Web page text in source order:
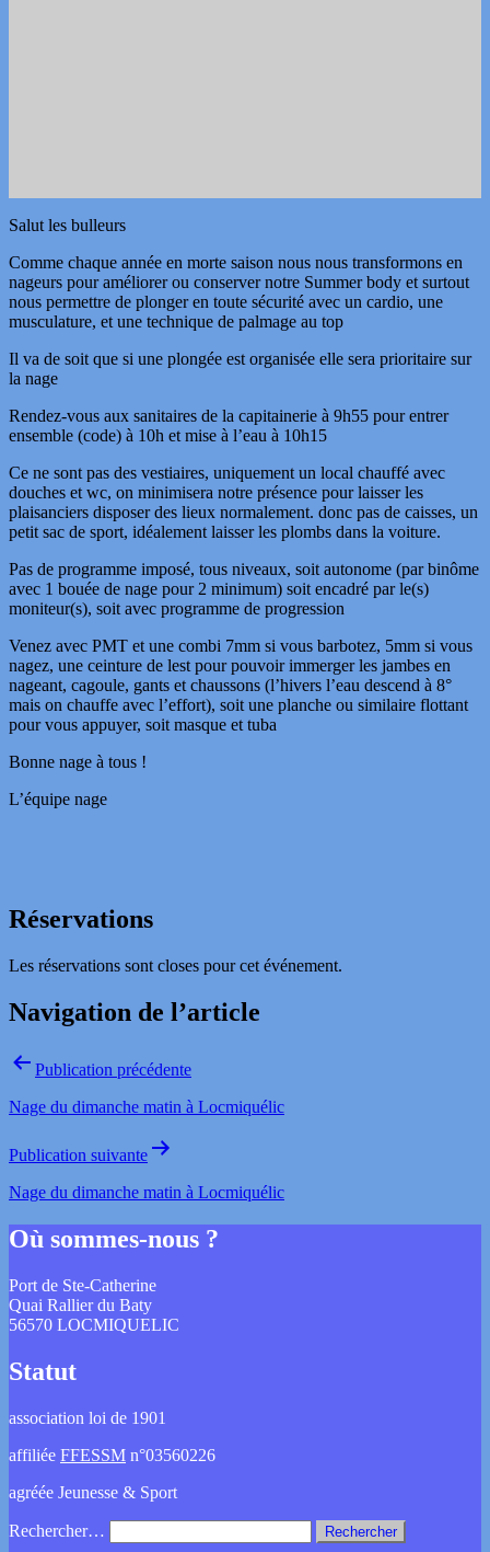
Salut les bulleurs
Comme chaque année en morte saison nous nous transformons en
nageurs pour améliorer ou conserver notre Summer body et surtout
nous permettre de plonger en toute sécurité avec un cardio, une
musculature, et une technique de palmage au top
Il va de soit que si une plongée est organisée elle sera prioritaire sur
la nage
Rendez-vous aux sanitaires de la capitainerie à 9h55 pour entrer
ensemble (code) à 10h et mise à l’eau à 10h15
Ce ne sont pas des vestiaires, uniquement un local chauffé avec
douches et wc, on minimisera notre présence pour laisser les
plaisanciers disposer des lieux normalement. donc pas de caisses, un
petit sac de sport, idéalement laisser les plombs dans la voiture.
Pas de programme imposé, tous niveaux, soit autonome (par binôme
avec 1 bouée de nage pour 2 minimum) soit encadré par le(s)
moniteur(s), soit avec programme de progression
Venez avec PMT et une combi 7mm si vous barbotez, 5mm si vous
nagez, une ceinture de lest pour pouvoir immerger les jambes en
nageant, cagoule, gants et chaussons (l’hivers l’eau descend à 8°
mais on chauffe avec l’effort), soit une planche ou similaire flottant
pour vous appuyer, soit masque et tuba
Bonne nage à tous !
L’équipe nage
Réservations
Les réservations sont closes pour cet événement.
Navigation de l’article
Publication précédente
Nage du dimanche matin à Locmiquélic
Publication suivante
Nage du dimanche matin à Locmiquélic
Où sommes-nous ?
Port de Ste-Catherine
Quai Rallier du Baty
56570 LOCMIQUELIC
Statut
association loi de 1901
affiliée FFESSM n°03560226
agréée Jeunesse & Sport
Rechercher…